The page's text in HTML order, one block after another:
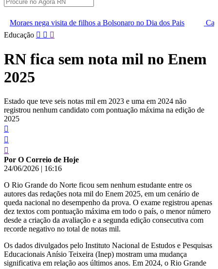
filhos a Bolsonaro no Dia dos Pais
Carga extra de ingressos
Pular
conteúdo
Educação
RN fica sem nota mil no Enem
2025
Estado que teve seis notas mil em 2023 e uma em 2024 não
registrou nenhum candidato com pontuação máxima na edição de
2025
Por O Correio de Hoje
24/06/2026 | 16:16
O Rio Grande do Norte ficou sem nenhum estudante entre os
autores das redações nota mil do Enem 2025, em um cenário de
queda nacional no desempenho da prova. O exame registrou apenas
dez textos com pontuação máxima em todo o país, o menor número
desde a criação da avaliação e a segunda edição consecutiva com
recorde negativo no total de notas mil.
Os dados divulgados pelo Instituto Nacional de Estudos e Pesquisas
Educacionais Anísio Teixeira (Inep) mostram uma mudança
significativa em relação aos últimos anos. Em 2024, o Rio Grande